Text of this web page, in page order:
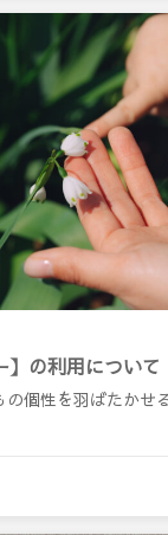
】の利用について
の個性を羽ばたかせ